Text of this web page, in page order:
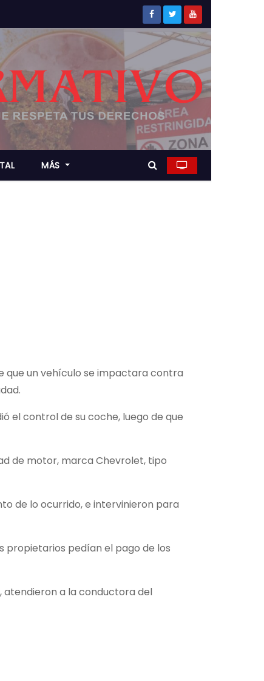
MÁS
que un vehículo se impactara contra
el control de su coche, luego de que
de motor, marca Chevrolet, tipo
de lo ocurrido, e intervinieron para
propietarios pedían el pago de los
atendieron a la conductora del